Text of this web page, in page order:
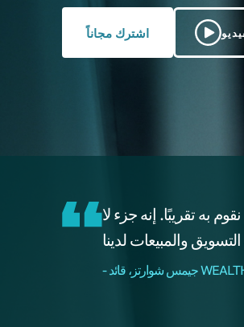
اشترك مجاناً
به تقريبًا. إنه جزء لا